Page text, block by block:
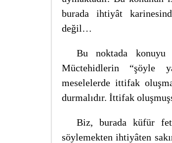
burada ihtiyât
değil…
Bu noktada
Müctehidlerin “şöyle
meselelerde ittifak
durmalıdır. İttifak
Biz, burada küfür
söylemekten ihtiyâten